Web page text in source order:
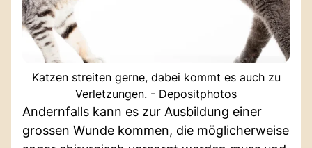
Katzen streiten gerne, dabei kommt es auch zu
Verletzungen. - Depositphotos
Andernfalls kann es zur Ausbildung einer
grossen Wunde kommen, die möglicherweise